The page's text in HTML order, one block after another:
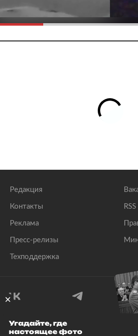
Редакция
Контакты
Реклама
Пресс-релизы
Техподдержка
RSS
© 1999–2026 Все права
Угадайте, где
настоящее фото